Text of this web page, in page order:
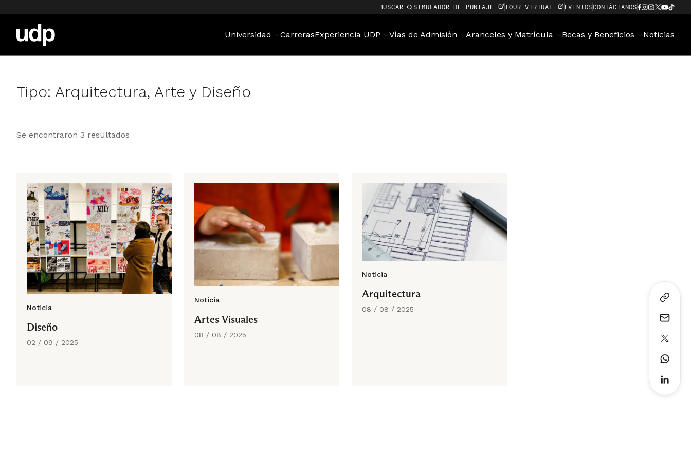
BUSCAR SIMULADOR DE PUNTAJE TOUR VIRTUAL EVENTOSCONTÁCTANOS
Universidad CarrerasExperiencia UDP Vías de Admisión Aranceles y Matrícula Becas y Beneficios Noticias
Tipo: Arquitectura, Arte y Diseño
Se encontraron 3 resultados
Noticia
Diseño
02 / 09 / 2025
Noticia
Artes Visuales
08 / 08 / 2025
Noticia
Arquitectura
08 / 08 / 2025